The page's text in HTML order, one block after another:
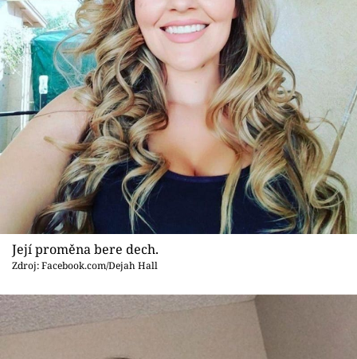
Její proměna bere dech.
Zdroj: Facebook.com/Dejah Hall